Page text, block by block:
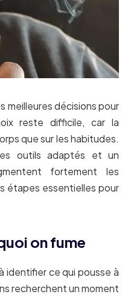
meilleures décisions pour
reste difficile, car la
que sur les habitudes.
outils adaptés et un
fortement les
étapes essentielles pour
on fume
identifier ce qui pousse à
recherchent un moment